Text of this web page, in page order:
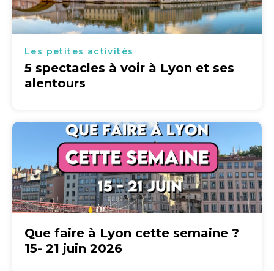
Les petites activités
5 spectacles à voir à Lyon et ses
alentours
Que faire à Lyon cette semaine ?
15- 21 juin 2026